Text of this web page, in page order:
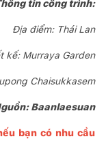
tin công trình:
Địa điểm: Thái Lan
kế: Murraya Garden
Chaisukkasem
Baanlaesuan
bạn có nhu cầu